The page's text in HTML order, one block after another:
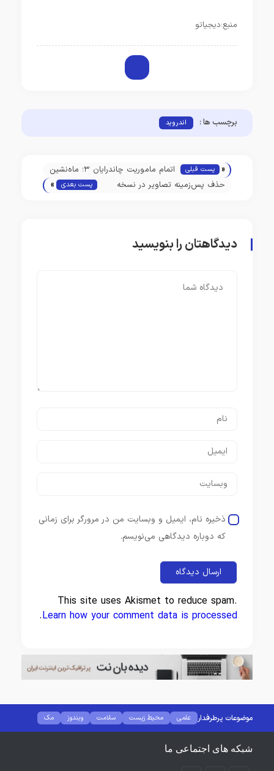
منبع:دیجیاتو
برچسب ها : اندروید
« پست قبلی
اتمام ماموریت چاندرایان ۳؛ ماه‌نشین
و ماه‌نورد هندی به حالت خواب واردحذف پس‌زمینه تصاویر در نسخه
پست بعدی »
دیدگاهتان را بنویسید
ذخیره نام، ایمیل و وبسایت من در مرورگر برای زمانی
که دوباره دیدگاهی می‌نویسم.
This site uses Akismet to reduce spam.
Learn how your comment data is processed
.
موضوعات پرطرفدار علمی محیط زیست سلامت ویندوز
مک
لینوکس
کانفیگ مودم کامپیوتر هوش مصنوعی نرم افزار
گجت
فضای مجازی
شبکه های اجتماعی ما